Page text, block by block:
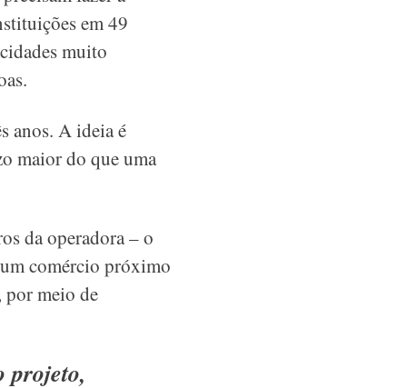
em 49
muito
anos. A ideia é
maior do que uma
da operadora – o
comércio próximo
por meio de
projeto,